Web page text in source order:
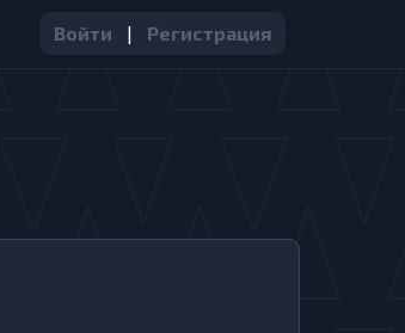
Войти | Регистрация